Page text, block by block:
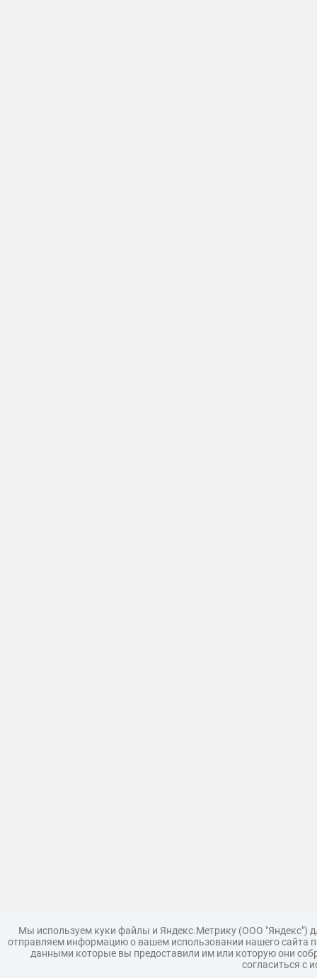
Поддержка Царь 3D
Мы используем куки файлы и Яндекс.Метрику (ООО "Яндекс")
отправляем информацию о вашем использовании нашего сайта
данными которые вы предоставили им или которую они
согласиться с